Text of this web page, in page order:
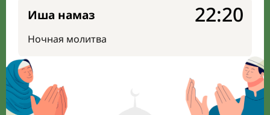
Иша намаз
Ночная молитва
22:20